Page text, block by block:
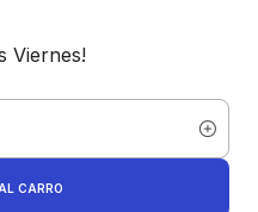
Viernes!
CARRO